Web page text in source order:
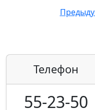
Телефон
55-23-50